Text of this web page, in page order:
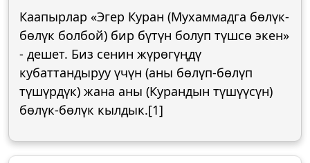
Каапырлар «Эгер Куран (Мухаммадга бөлүк-
бөлүк болбой) бир бүтүн болуп түшсө экен»
- дешет. Биз сенин жүрөгүңдү
кубаттандыруу үчүн (аны бөлүп-бөлүп
түшүрдүк) жана аны (Курандын түшүүсүн)
бөлүк-бөлүк кылдык.[1]